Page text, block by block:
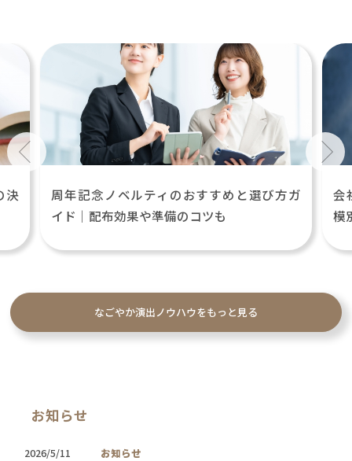
決
周年記念ノベルティのおすすめと選び方ガ
イド｜配布効果や準備のコツも
会
模
なごやか演出ノウハウをもっと見る
お知らせ
2026/5/11
お知らせ